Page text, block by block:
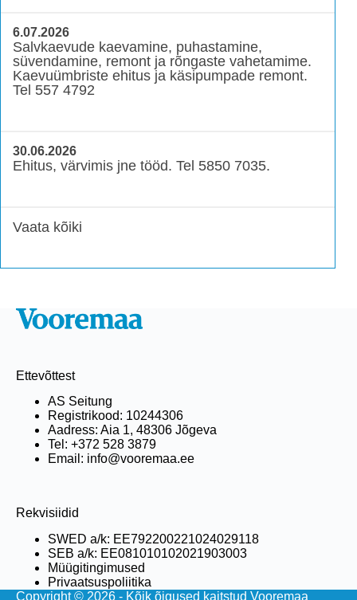
6.07.2026
Salvkaevude kaevamine, puhastamine,
süvendamine, remont ja rõngaste vahetamime.
Kaevuümbriste ehitus ja käsipumpade remont.
Tel 557 4792
30.06.2026
Ehitus, värvimis jne tööd. Tel 5850 7035.
Vaata kõiki
Ettevõttest
AS Seitung
Registrikood: 10244306
Aadress: Aia 1, 48306 Jõgeva
Tel: +372 528 3879
Email: info@vooremaa.ee
Rekvisiidid
SWED a/k: EE792200221024029118
SEB a/k: EE081010102021903003
Müügitingimused
Privaatsuspoliitika
Copyright © 2026 - Kõik õigused kaitstud Vooremaa